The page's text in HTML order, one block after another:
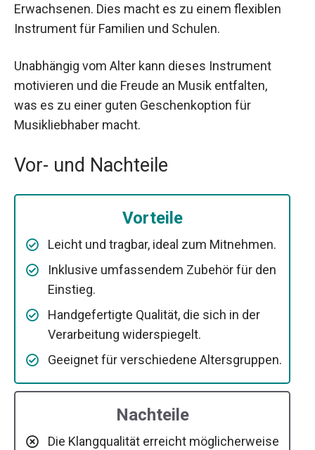
Erwachsenen. Dies macht es zu einem flexiblen
Instrument für Familien und Schulen.
Unabhängig vom Alter kann dieses Instrument
motivieren und die Freude an Musik entfalten,
was es zu einer guten Geschenkoption für
Musikliebhaber macht.
Vor- und Nachteile
Vorteile
Leicht und tragbar, ideal zum Mitnehmen.
Inklusive umfassendem Zubehör für den
Einstieg.
Handgefertigte Qualität, die sich in der
Verarbeitung widerspiegelt.
Geeignet für verschiedene Altersgruppen.
Nachteile
Die Klangqualität erreicht möglicherweise